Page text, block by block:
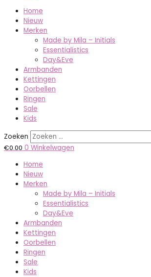
Home
Nieuw
Merken
Made by Mila – Initials
Essentialistics
Day&Eve
Armbanden
Kettingen
Oorbellen
Ringen
Sale
Kids
Zoeken
€0.00 0 Winkelwagen
Home
Nieuw
Merken
Made by Mila – Initials
Essentialistics
Day&Eve
Armbanden
Kettingen
Oorbellen
Ringen
Sale
Kids